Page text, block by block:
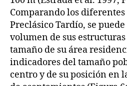
Comparando los
Preclásico Tardío, se
volumen de sus
tamaño de su área
indicadores del tamaño
centro y de su posición en